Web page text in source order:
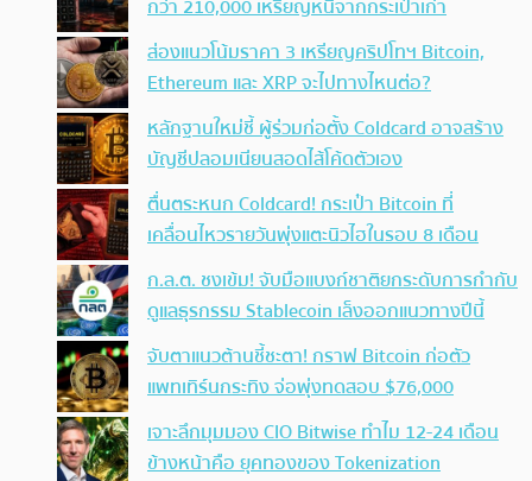
กว่า 210,000 เหรียญหนีจากกระเป๋าเก่า
ส่องแนวโน้มราคา 3 เหรียญคริปโทฯ Bitcoin,
Ethereum และ XRP จะไปทางไหนต่อ?
หลักฐานใหม่ชี้ ผู้ร่วมก่อตั้ง Coldcard อาจสร้าง
บัญชีปลอมเนียนสอดไส้โค้ดตัวเอง
ตื่นตระหนก Coldcard! กระเป๋า Bitcoin ที่
เคลื่อนไหวรายวันพุ่งแตะนิวไฮในรอบ 8 เดือน
ก.ล.ต. ชงเข้ม! จับมือแบงก์ชาติยกระดับการกำกับ
ดูแลธุรกรรม Stablecoin เล็งออกแนวทางปีนี้
จับตาแนวต้านชี้ชะตา! กราฟ Bitcoin ก่อตัว
แพทเทิร์นกระทิง จ่อพุ่งทดสอบ $76,000
เจาะลึกมุมมอง CIO Bitwise ทำไม 12-24 เดือน
ข้างหน้าคือ ยุคทองของ Tokenization